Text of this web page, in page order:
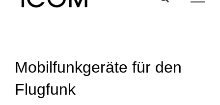
Mobilfunkgeräte für den
Flugfunk